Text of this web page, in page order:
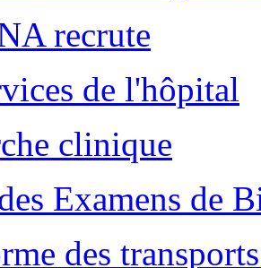
recrute
de l'hôpital
clinique
Examens de
des